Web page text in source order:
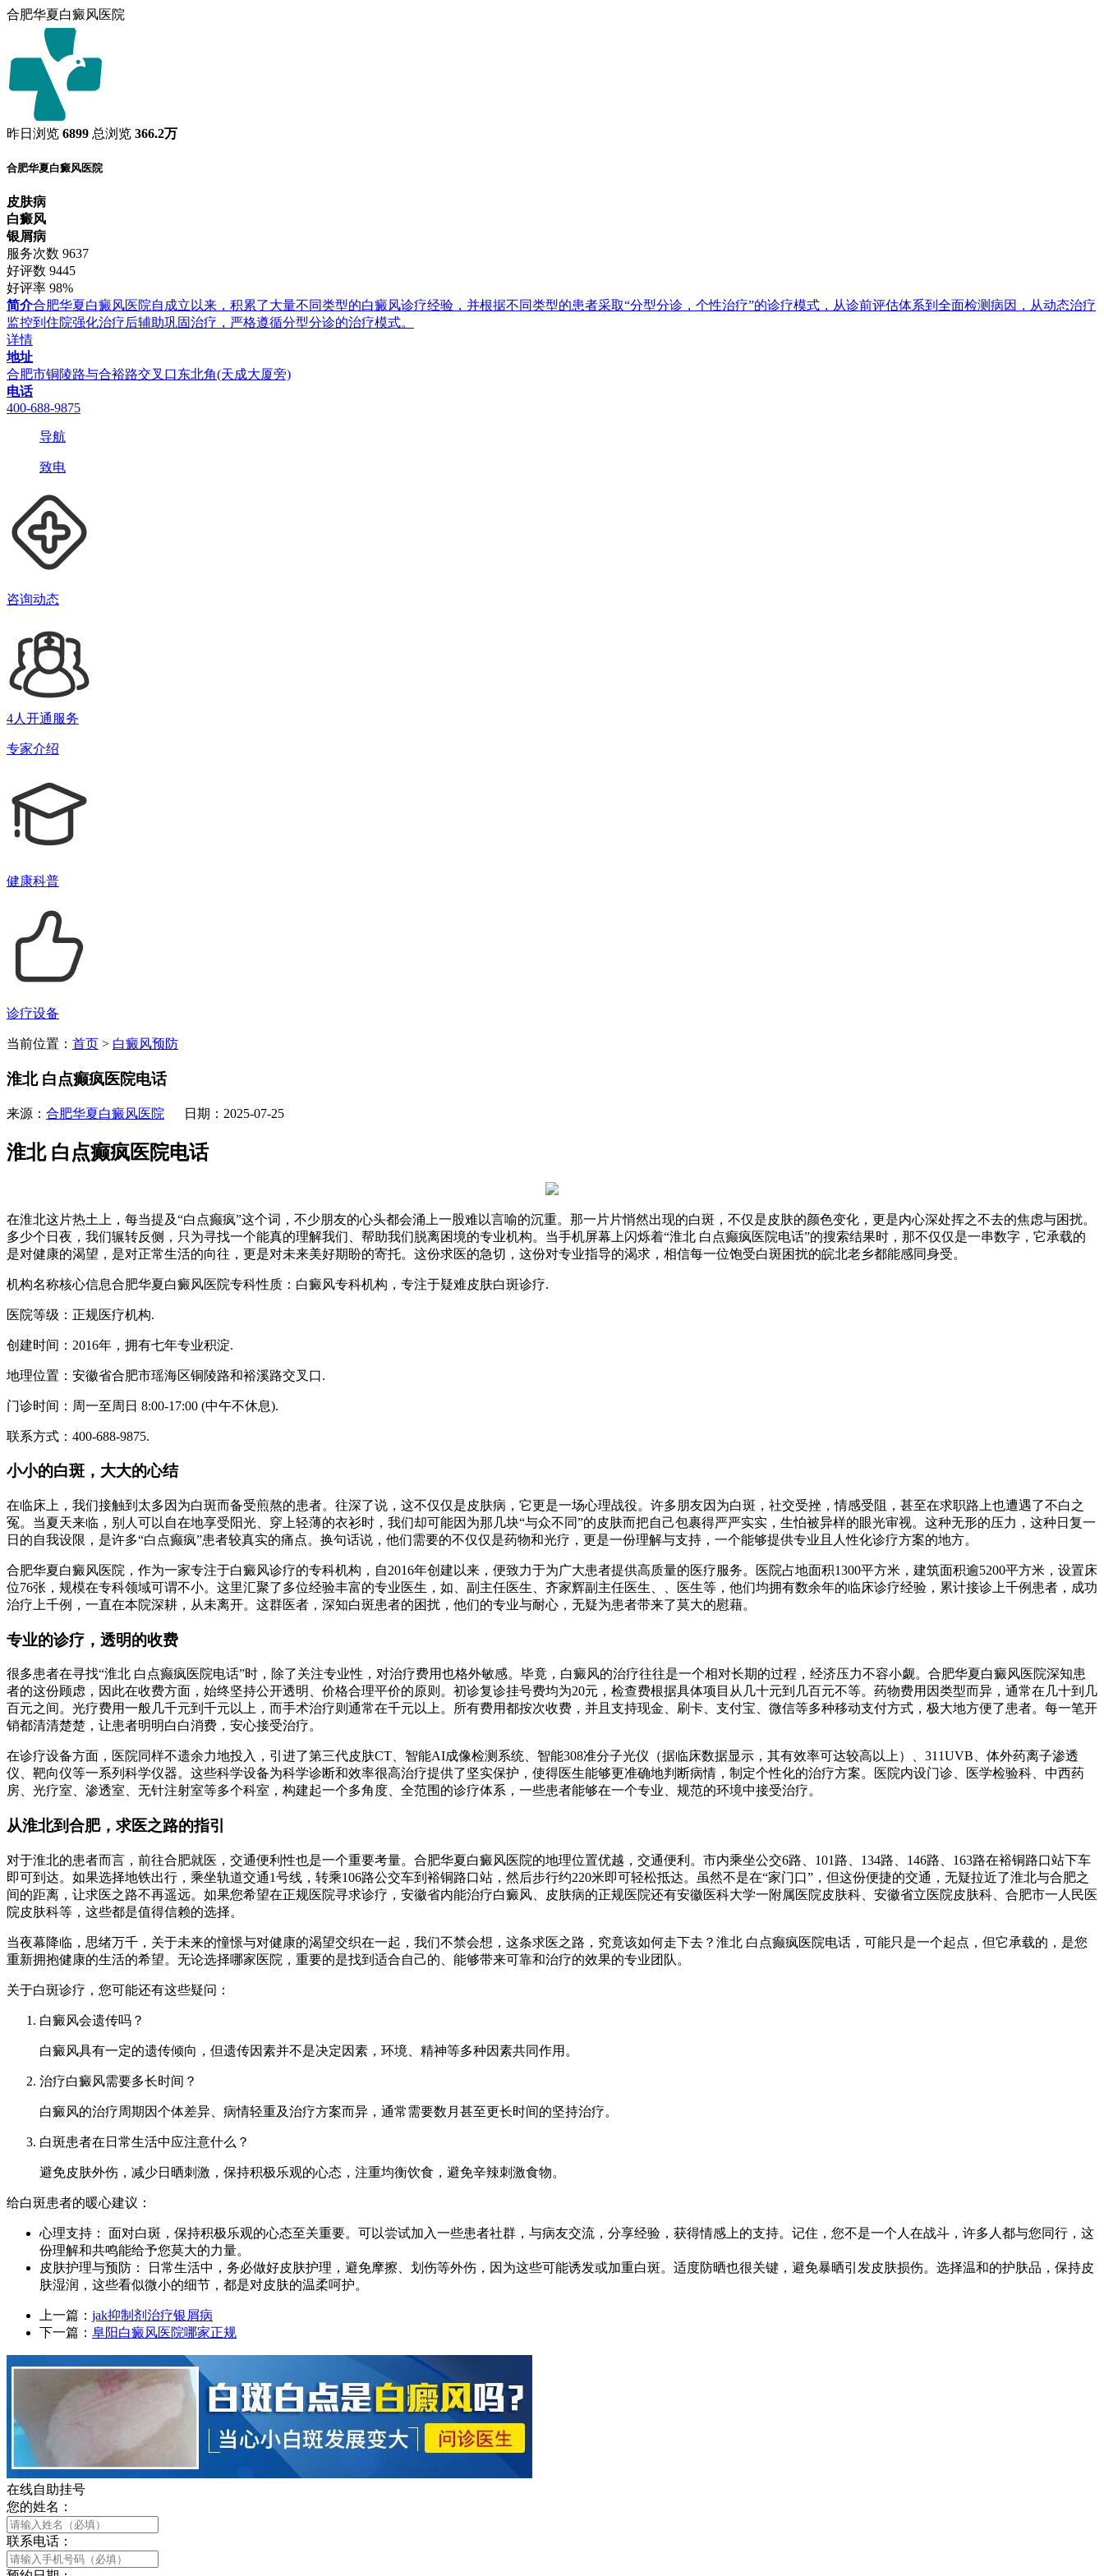
合肥华夏白癜风医院
昨日浏览 6899 总浏览 366.2万
合肥华夏白癜风医院
皮肤病
白癜风
银屑病
服务次数 9637
好评数 9445
好评率 98%
简介合肥华夏白癜风医院自成立以来，积累了大量不同类型的白癜风诊疗经验，并根据不同类型的患者采取“分型分诊，个性治疗”的诊疗模式，从诊前评估体系到全面检测病因，从动态治疗
监控到住院强化治疗后辅助巩固治疗，严格遵循分型分诊的治疗模式。
详情
地址
合肥市铜陵路与合裕路交叉口东北角(天成大厦旁)
电话
400-688-9875
导航
致电
咨询动态
4人开通服务
专家介绍
健康科普
诊疗设备
当前位置： 首页 > 白癜风预防
淮北 白点癫疯医院电话
来源： 合肥华夏白癜风医院 日期：2025-07-25
淮北 白点癫疯医院电话
在淮北这片热土上，每当提及“白点癫疯”这个词，不少朋友的心头都会涌上一股难以言喻的沉重。那一片片悄然出现的白斑，不仅是皮肤的颜色变化，更是内心深处挥之不去的焦虑与困扰。
多少个日夜，我们辗转反侧，只为寻找一个能真的理解我们、帮助我们脱离困境的专业机构。当手机屏幕上闪烁着“淮北 白点癫疯医院电话”的搜索结果时，那不仅仅是一串数字，它承载的
是对健康的渴望，是对正常生活的向往，更是对未来美好期盼的寄托。这份求医的急切，这份对专业指导的渴求，相信每一位饱受白斑困扰的皖北老乡都能感同身受。
机构名称核心信息合肥华夏白癜风医院专科性质：白癜风专科机构，专注于疑难皮肤白斑诊疗.
医院等级：正规医疗机构.
创建时间：2016年，拥有七年专业积淀.
地理位置：安徽省合肥市瑶海区铜陵路和裕溪路交叉口.
门诊时间：周一至周日 8:00-17:00 (中午不休息).
联系方式：400-688-9875.
小小的白斑，大大的心结
在临床上，我们接触到太多因为白斑而备受煎熬的患者。往深了说，这不仅仅是皮肤病，它更是一场心理战役。许多朋友因为白斑，社交受挫，情感受阻，甚至在求职路上也遭遇了不白之
冤。当夏天来临，别人可以自在地享受阳光、穿上轻薄的衣衫时，我们却可能因为那几块“与众不同”的皮肤而把自己包裹得严严实实，生怕被异样的眼光审视。这种无形的压力，这种日复一
日的自我设限，是许多“白点癫疯”患者较真实的痛点。换句话说，他们需要的不仅仅是药物和光疗，更是一份理解与支持，一个能够提供专业且人性化诊疗方案的地方。
合肥华夏白癜风医院，作为一家专注于白癜风诊疗的专科机构，自2016年创建以来，便致力于为广大患者提供高质量的医疗服务。医院占地面积1300平方米，建筑面积逾5200平方米，设置床
位76张，规模在专科领域可谓不小。这里汇聚了多位经验丰富的专业医生，如、副主任医生、齐家辉副主任医生、、医生等，他们均拥有数余年的临床诊疗经验，累计接诊上千例患者，成功
治疗上千例，一直在本院深耕，从未离开。这群医者，深知白斑患者的困扰，他们的专业与耐心，无疑为患者带来了莫大的慰藉。
专业的诊疗，透明的收费
很多患者在寻找“淮北 白点癫疯医院电话”时，除了关注专业性，对治疗费用也格外敏感。毕竟，白癜风的治疗往往是一个相对长期的过程，经济压力不容小觑。合肥华夏白癜风医院深知患
者的这份顾虑，因此在收费方面，始终坚持公开透明、价格合理平价的原则。初诊复诊挂号费均为20元，检查费根据具体项目从几十元到几百元不等。药物费用因类型而异，通常在几十到几
百元之间。光疗费用一般几千元到千元以上，而手术治疗则通常在千元以上。所有费用都按次收费，并且支持现金、刷卡、支付宝、微信等多种移动支付方式，极大地方便了患者。每一笔开
销都清清楚楚，让患者明明白白消费，安心接受治疗。
在诊疗设备方面，医院同样不遗余力地投入，引进了第三代皮肤CT、智能AI成像检测系统、智能308准分子光仪（据临床数据显示，其有效率可达较高以上）、311UVB、体外药离子渗透
仪、靶向仪等一系列科学仪器。这些科学设备为科学诊断和效率很高治疗提供了坚实保护，使得医生能够更准确地判断病情，制定个性化的治疗方案。医院内设门诊、医学检验科、中西药
房、光疗室、渗透室、无针注射室等多个科室，构建起一个多角度、全范围的诊疗体系，一些患者能够在一个专业、规范的环境中接受治疗。
从淮北到合肥，求医之路的指引
对于淮北的患者而言，前往合肥就医，交通便利性也是一个重要考量。合肥华夏白癜风医院的地理位置优越，交通便利。市内乘坐公交6路、101路、134路、146路、163路在裕铜路口站下车
即可到达。如果选择地铁出行，乘坐轨道交通1号线，转乘106路公交车到裕铜路口站，然后步行约220米即可轻松抵达。虽然不是在“家门口”，但这份便捷的交通，无疑拉近了淮北与合肥之
间的距离，让求医之路不再遥远。如果您希望在正规医院寻求诊疗，安徽省内能治疗白癜风、皮肤病的正规医院还有安徽医科大学一附属医院皮肤科、安徽省立医院皮肤科、合肥市一人民医
院皮肤科等，这些都是值得信赖的选择。
当夜幕降临，思绪万千，关于未来的憧憬与对健康的渴望交织在一起，我们不禁会想，这条求医之路，究竟该如何走下去？淮北 白点癫疯医院电话，可能只是一个起点，但它承载的，是您
重新拥抱健康的生活的希望。无论选择哪家医院，重要的是找到适合自己的、能够带来可靠和治疗的效果的专业团队。
关于白斑诊疗，您可能还有这些疑问：
白癜风会遗传吗？
白癜风具有一定的遗传倾向，但遗传因素并不是决定因素，环境、精神等多种因素共同作用。
治疗白癜风需要多长时间？
白癜风的治疗周期因个体差异、病情轻重及治疗方案而异，通常需要数月甚至更长时间的坚持治疗。
白斑患者在日常生活中应注意什么？
避免皮肤外伤，减少日晒刺激，保持积极乐观的心态，注重均衡饮食，避免辛辣刺激食物。
给白斑患者的暖心建议：
心理支持： 面对白斑，保持积极乐观的心态至关重要。可以尝试加入一些患者社群，与病友交流，分享经验，获得情感上的支持。记住，您不是一个人在战斗，许多人都与您同行，这
份理解和共鸣能给予您莫大的力量。
皮肤护理与预防： 日常生活中，务必做好皮肤护理，避免摩擦、划伤等外伤，因为这些可能诱发或加重白斑。适度防晒也很关键，避免暴晒引发皮肤损伤。选择温和的护肤品，保持皮
肤湿润，这些看似微小的细节，都是对皮肤的温柔呵护。
上一篇： jak抑制剂治疗银屑病
下一篇： 阜阳白癜风医院哪家正规
在线自助挂号
您的姓名：
联系电话：